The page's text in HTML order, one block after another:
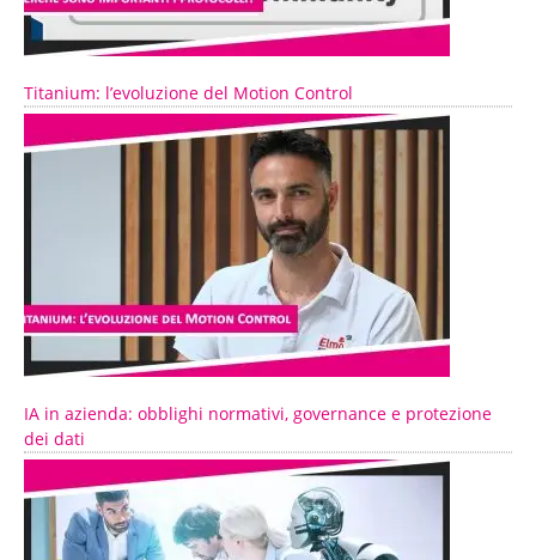
Titanium: l’evoluzione del Motion Control
IA in azienda: obblighi normativi, governance e protezione
dei dati